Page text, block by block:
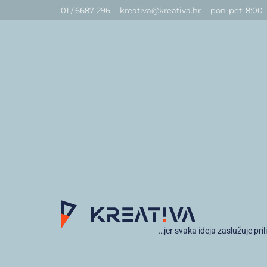
01 / 6687-296 kreativa@kreativa.hr pon-pet: 8:00
…jer svaka ideja zaslužuje